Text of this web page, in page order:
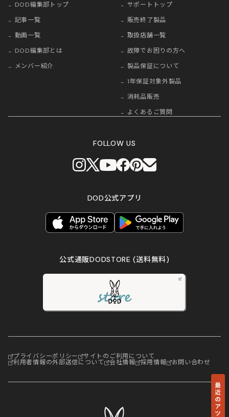
DOD編集部トップ
記事一覧
動画一覧
DOD編集部とは
メンバー紹介
サポートトップ
販売終了製品
取扱店舗一覧
故障でお困りの方へ
製品保証について
1年保証対象外製品
消耗品販売
よくあるご質問
FOLLOW US
DOD公式アプリ
公式通販DODSTORE(送料無料)
プライバシーポリシー サイトのご利用について
利用者情報の外部送信について 会社情報 採用情報 お問い合わせ